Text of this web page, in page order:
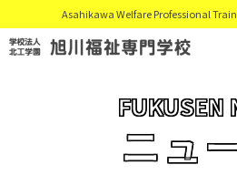
Asahikawa Welfare Professional
FUKUSEN
ニュ